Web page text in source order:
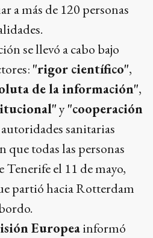
a más de 120 personas
se llevó a cabo bajo
"rigor científico",
de la información",
y"cooperación
autoridades sanitarias
que todas las personas
Tenerife el 11 de mayo,
partió hacia Rotterdam
Europeainformó